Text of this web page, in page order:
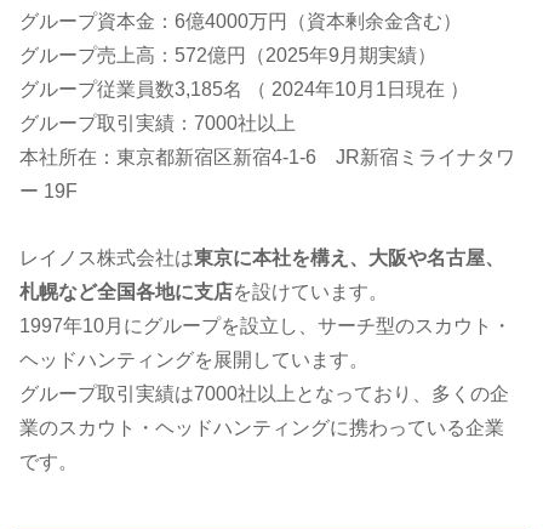
グループ資本金：6億4000万円（資本剰余金含む）
グループ売上高： 572億円（2025年9月期実績）
グループ従業員数3,185名 （ 2024年10月1日現在 ）
グループ取引実績：7000社以上
本社所在：東京都新宿区新宿4-1-6 JR新宿ミライナタワ
ー 19F
レイノス株式会社は東京に本社を構え、大阪や名古屋、
札幌など全国各地に支店を設けています。
1997年10月にグループを設立し、サーチ型のスカウト・
ヘッドハンティングを展開しています。
グループ取引実績は7000社以上となっており、多くの企
業のスカウト・ヘッドハンティングに携わっている企業
です。